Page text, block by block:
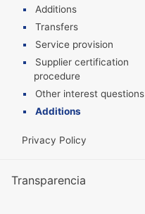
Additions
Transfers
Service provision
Supplier certification
procedure
Other interest questions
Additions
Privacy Policy
Transparencia